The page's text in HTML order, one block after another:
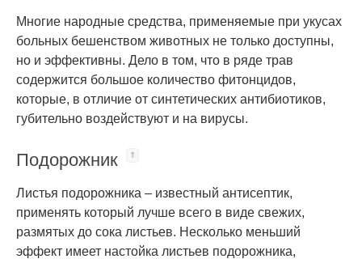
Многие народные средства, применяемые при укусах
больных бешенством животных не только доступны,
но и эффективны. Дело в том, что в ряде трав
содержится большое количество фитонцидов,
которые, в отличие от синтетических антибиотиков,
губительно воздействуют и на вирусы.
Подорожник
Листья подорожника – известный антисептик,
применять который лучше всего в виде свежих,
размятых до сока листьев. Несколько меньший
эффект имеет настойка листьев подорожника,